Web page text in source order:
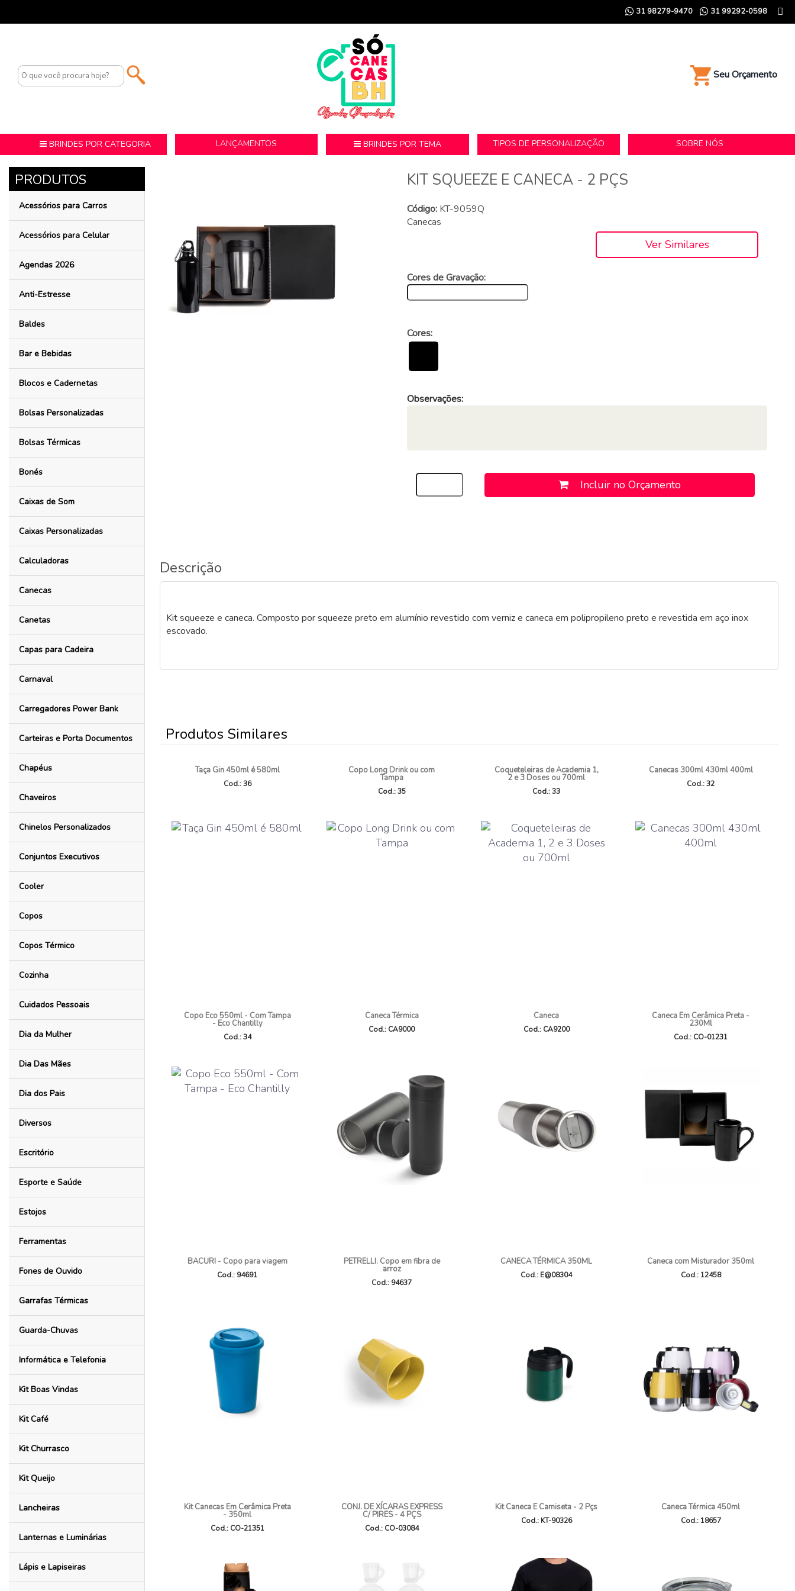
31 98279-9470 31 99292-0598
Seu Orçamento
BRINDES POR CATEGORIA LANÇAMENTOS BRINDES POR TEMA TIPOS DE PERSONALIZAÇÃO SOBRE NÓS
Acessórios para Carros
Acessórios para Celular
Agendas 2026
Anti-Estresse
Baldes
Bar e Bebidas
Blocos e Cadernetas
Bolsas Personalizadas
Bolsas Térmicas
Bonés
Caixas de Som
Caixas Personalizadas
Calculadoras
Canecas
Canetas
Capas para Cadeira
Carnaval
Carregadores Power Bank
Carteiras e Porta Documentos
Chapéus
Chaveiros
Chinelos Personalizados
Conjuntos Executivos
Cooler
Copos
Copos Térmico
Cozinha
Cuidados Pessoais
Dia da Mulher
Dia Das Mães
Dia dos Pais
Diversos
Escritório
Esporte e Saúde
Estojos
Ferramentas
Fones de Ouvido
Garrafas Térmicas
Guarda-Chuvas
Informática e Telefonia
Kit Boas Vindas
Kit Café
Kit Churrasco
Kit Queijo
Lancheiras
Lanternas e Luminárias
Lápis e Lapiseiras
KIT SQUEEZE E CANECA - 2 PÇS
Código: KT-9059Q
Canecas
Ver Similares
Cores de Gravação:
Cores:
Observações:
Incluir no Orçamento
Descrição
Kit squeeze e caneca. Composto por squeeze preto em alumínio revestido com verniz e caneca em polipropileno preto e revestida em aço inox
escovado.
Produtos Similares
Taça Gin 450ml é 580ml
Cod.: 36
Copo Long Drink ou com
Tampa
Cod.: 35
Coqueteleiras de Academia 1,
2 e 3 Doses ou 700ml
Cod.: 33
Canecas 300ml 430ml 400ml
Cod.: 32
Copo Eco 550ml - Com Tampa
- Eco Chantilly
Cod.: 34
Caneca Térmica
Cod.: CA9000
Caneca
Cod.: CA9200
Caneca Em Cerâmica Preta -
230Ml
Cod.: CO-01231
BACURI - Copo para viagem
Cod.: 94691
PETRELLI. Copo em fibra de
arroz
Cod.: 94637
CANECA TÉRMICA 350ML
Cod.: E@08304
Caneca com Misturador 350ml
Cod.: 12458
Kit Canecas Em Cerâmica Preta
- 350ml
Cod.: CO-21351
CONJ. DE XÍCARAS EXPRESS
C/ PIRES - 4 PÇS
Cod.: CO-03084
Kit Caneca E Camiseta - 2 Pçs
Cod.: KT-90326
Caneca Térmica 450ml
Cod.: 18657